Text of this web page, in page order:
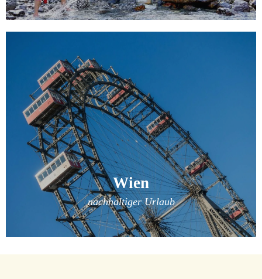
Wien
nachhaltiger Urlaub